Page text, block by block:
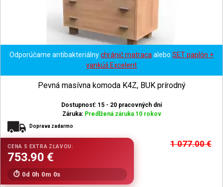
Odporúčame antibakteriálnychránič matraca alebo SET paplón +
vankúš Excelent
Pevná masívna komoda K4Z, BUK prírodný
Dostupnosť: 15 - 20 pracovných dní
Záruka: Predlžená záruka 10 rokov
Doprava zadarmo
1 077.00€
0d 0h 0m 0s